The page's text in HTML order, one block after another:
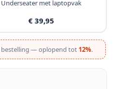
Underseater met laptopvak
€ 39,95
bestelling — oplopend tot 12%.